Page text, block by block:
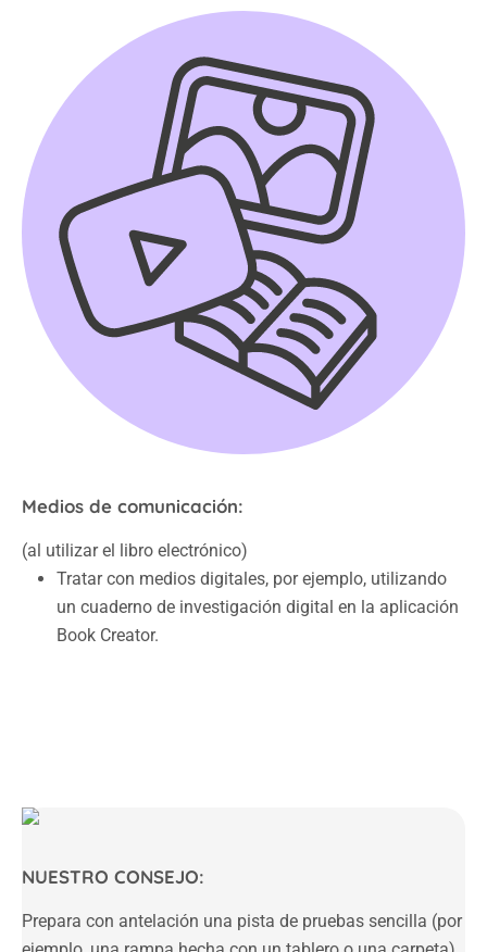
Medios de comunicación:
(al utilizar el libro electrónico)
Tratar con medios digitales, por ejemplo, utilizando
un cuaderno de investigación digital en la aplicación
Book Creator.
NUESTRO CONSEJO:
Prepara con antelación una pista de pruebas sencilla (por